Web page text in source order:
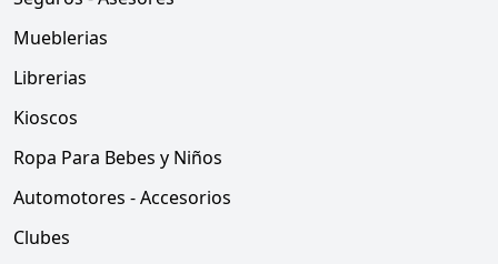
Mueblerias
Librerias
Kioscos
Ropa Para Bebes y Niños
Automotores - Accesorios
Clubes